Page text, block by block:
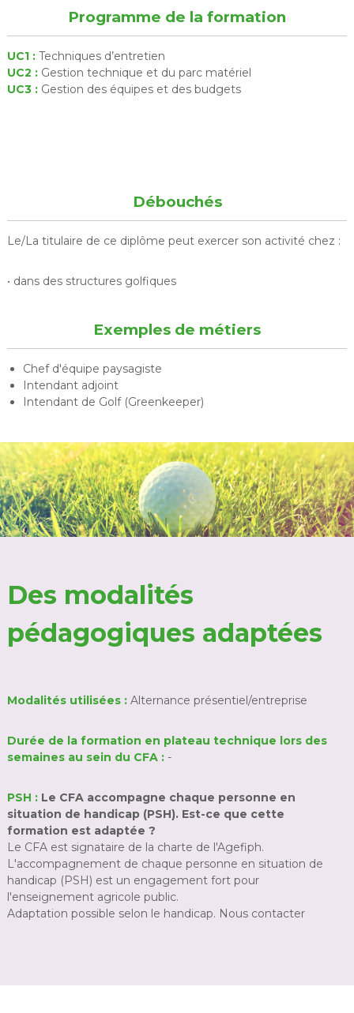
Programme de la formation
UC1 :Techniques d’entretien
UC2 :Gestion technique et du parc matériel
UC3 :Gestion des équipes et des budgets
Débouchés
Le/La titulaire de ce diplôme peut exercer son activité chez :
• dans des structures golfiques
Exemples de métiers
Chef d'équipe paysagiste
Intendant adjoint
Intendant de Golf (Greenkeeper)
Des modalités
pédagogiques adaptées
Modalités utilisées : Alternance présentiel/entreprise
Durée de la formation en plateau technique lors des
semaines au sein du CFA : -
PSH :Le CFA accompagne chaque personne en
situation de handicap (PSH). Est-ce que cette
formation est adaptée ?
Le CFA est signataire de la charte de l'Agefiph.
L'accompagnement de chaque personne en situation de
handicap (PSH) est un engagement fort pour
l'enseignement agricole public.
Adaptation possible selon le handicap. Nous contacter